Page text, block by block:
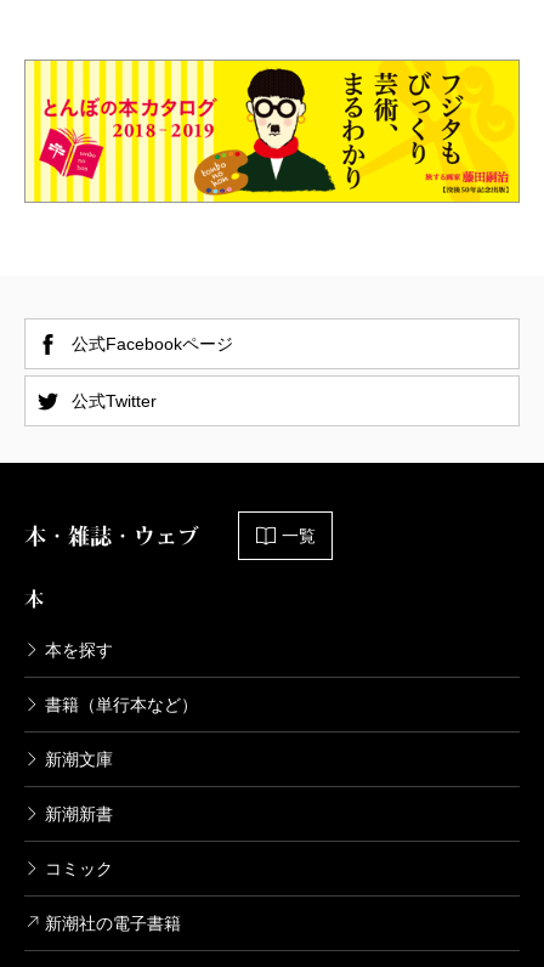
公式Facebookページ
公式Twitter
本・雑誌・ウェブ 一覧
本
本を探す
書籍（単行本など）
新潮文庫
新潮新書
コミック
新潮社の電子書籍